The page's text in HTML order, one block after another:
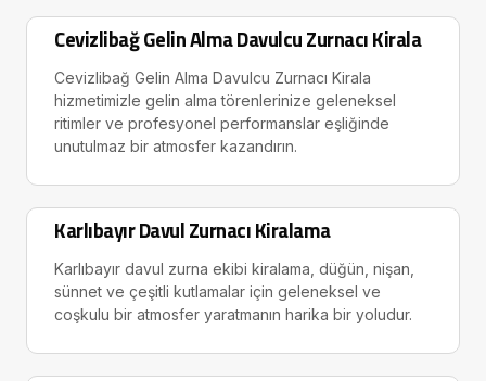
Cevizlibağ Gelin Alma Davulcu Zurnacı Kirala
Cevizlibağ Gelin Alma Davulcu Zurnacı Kirala
hizmetimizle gelin alma törenlerinize geleneksel
ritimler ve profesyonel performanslar eşliğinde
unutulmaz bir atmosfer kazandırın.
Karlıbayır Davul Zurnacı Kiralama
Karlıbayır davul zurna ekibi kiralama, düğün, nişan,
sünnet ve çeşitli kutlamalar için geleneksel ve
coşkulu bir atmosfer yaratmanın harika bir yoludur.